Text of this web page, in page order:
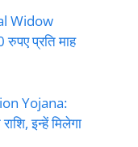
Widow
प्रति माह
Yojana:
इन्हें मिलेगा